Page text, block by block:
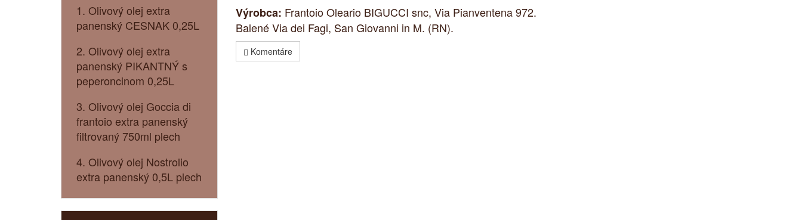
Výrobca: Frantoio Oleario BIGUCCI snc, Via Pianventena 972.
Balené Via dei Fagi, San Giovanni in M. (RN).
Komentáre
1. Olivový olej extra
panenský CESNAK 0,25L
2. Olivový olej extra
panenský PIKANTNÝ s
peperoncinom 0,25L
3. Olivový olej Goccia di
frantoio extra panenský
filtrovaný 750ml plech
4. Olivový olej Nostrolio
extra panenský 0,5L plech